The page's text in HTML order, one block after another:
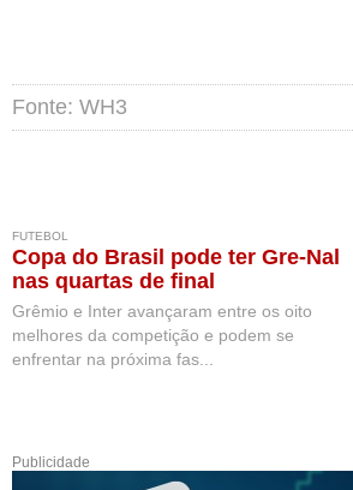
Fonte: WH3
FUTEBOL
Copa do Brasil pode ter Gre-Nal
nas quartas de final
Grêmio e Inter avançaram entre os oito
melhores da competição e podem se
enfrentar na próxima fas...
Publicidade